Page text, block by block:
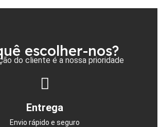
escolher-nos?
do cliente é a nossa prioridade
Entrega
Envio rápido e seguro